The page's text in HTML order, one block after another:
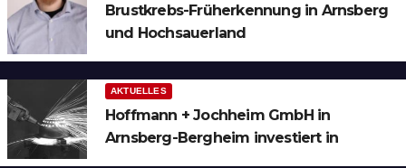
Brustkrebs-Früherkennung in Arnsberg
und Hochsauerland
AKTUELLES
Hoffmann + Jochheim GmbH in
Arnsberg-Bergheim investiert in